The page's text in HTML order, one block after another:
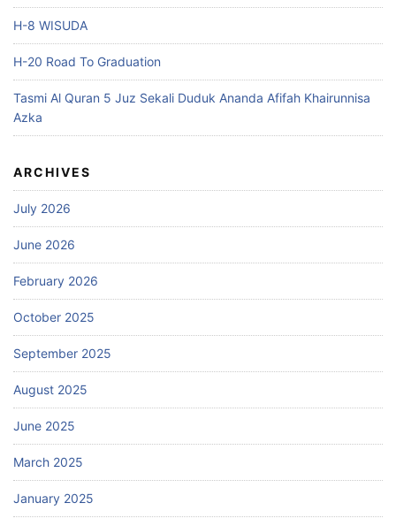
H-8 WISUDA
H-20 Road To Graduation
Tasmi Al Quran 5 Juz Sekali Duduk Ananda Afifah Khairunnisa
Azka
ARCHIVES
July 2026
June 2026
February 2026
October 2025
September 2025
August 2025
June 2025
March 2025
January 2025